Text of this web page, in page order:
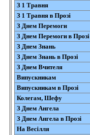
З 1 Травня
З 1 Травня в Прозі
З Днем Перемоги
З Днем Перемоги в Прозі
З Днем Знань
З Днем Знань в Прозі
З Днем Вчителя
Випускникам
Випускникам в Прозі
Колегам, Шефу
З Днем Ангела
З Днем Ангела в Прозі
На Весілля